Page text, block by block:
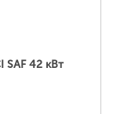
SAF 42 кВт